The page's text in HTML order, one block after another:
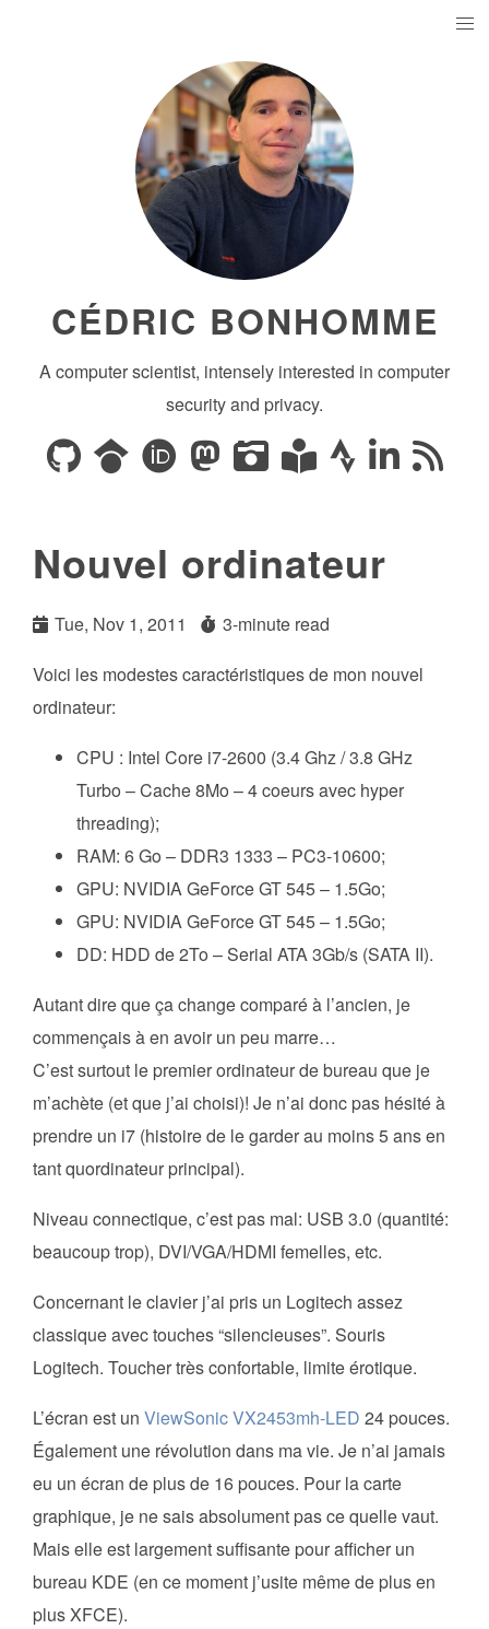
CÉDRIC BONHOMME
A computer scientist, intensely interested in computer
security and privacy.
Nouvel ordinateur
Tue, Nov 1, 2011
3-minute read
Voici les modestes caractéristiques de mon nouvel
ordinateur:
CPU : Intel Core i7-2600 (3.4 Ghz / 3.8 GHz
Turbo – Cache 8Mo – 4 coeurs avec hyper
threading);
RAM: 6 Go – DDR3 1333 – PC3-10600;
GPU: NVIDIA GeForce GT 545 – 1.5Go;
GPU: NVIDIA GeForce GT 545 – 1.5Go;
DD: HDD de 2To – Serial ATA 3Gb/s (SATA II).
Autant dire que ça change comparé à l’ancien, je
commençais à en avoir un peu marre…
C’est surtout le premier ordinateur de bureau que je
m’achète (et que j’ai choisi)! Je n’ai donc pas hésité à
prendre un i7 (histoire de le garder au moins 5 ans en
tant quordinateur principal).
Niveau connectique, c’est pas mal: USB 3.0 (quantité:
beaucoup trop), DVI/VGA/HDMI femelles, etc.
Concernant le clavier j’ai pris un Logitech assez
classique avec touches “silencieuses”. Souris
Logitech. Toucher très confortable, limite érotique.
L’écran est un ViewSonic VX2453mh-LED 24 pouces.
Également une révolution dans ma vie. Je n’ai jamais
eu un écran de plus de 16 pouces. Pour la carte
graphique, je ne sais absolument pas ce quelle vaut.
Mais elle est largement suffisante pour afficher un
bureau KDE (en ce moment j’usite même de plus en
plus XFCE).